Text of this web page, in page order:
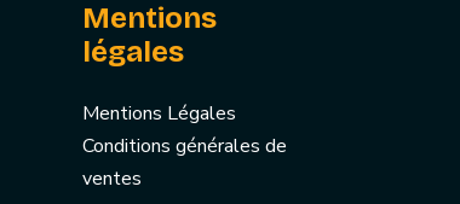
Mentions
légales
Mentions Légales
Conditions générales de
ventes